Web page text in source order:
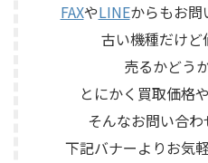
FAXやLINEからもお問
古い機種だけど
売るかどう
とにかく買取価格
そんなお問い合わ
下記バナーよりお気